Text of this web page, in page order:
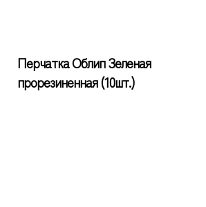
Перчатка Облип Зеленая
прорезиненная (10шт.)